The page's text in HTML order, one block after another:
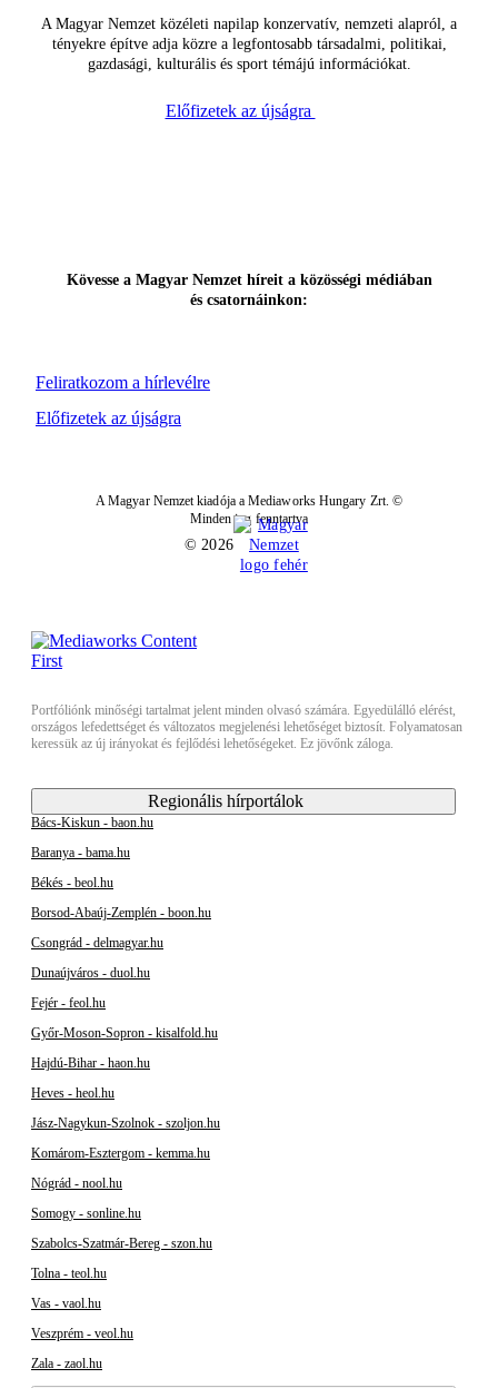
A Magyar Nemzet közéleti napilap konzervatív, nemzeti alapról, a
tényekre építve adja közre a legfontosabb társadalmi, politikai,
gazdasági, kulturális és sport témájú információkat.
Előfizetek az újságra
Feliratkozom a hírlevélre
Kövesse a Magyar Nemzet híreit a közösségi médiában
és csatornáinkon:
Előfizetek az újságra
A Magyar Nemzet kiadója a Mediaworks Hungary Zrt. ©
Minden jog fenntartva
© 2026
Portfóliónk minőségi tartalmat jelent minden olvasó számára. Egyedülálló elérést,
országos lefedettséget és változatos megjelenési lehetőséget biztosít. Folyamatosan
keressük az új irányokat és fejlődési lehetőségeket. Ez jövőnk záloga.
Regionális hírportálok
Bács-Kiskun - baon.hu
Baranya - bama.hu
Békés - beol.hu
Borsod-Abaúj-Zemplén - boon.hu
Csongrád - delmagyar.hu
Dunaújváros - duol.hu
Fejér - feol.hu
Győr-Moson-Sopron - kisalfold.hu
Hajdú-Bihar - haon.hu
Heves - heol.hu
Jász-Nagykun-Szolnok - szoljon.hu
Komárom-Esztergom - kemma.hu
Nógrád - nool.hu
Somogy - sonline.hu
Szabolcs-Szatmár-Bereg - szon.hu
Tolna - teol.hu
Vas - vaol.hu
Veszprém - veol.hu
Zala - zaol.hu